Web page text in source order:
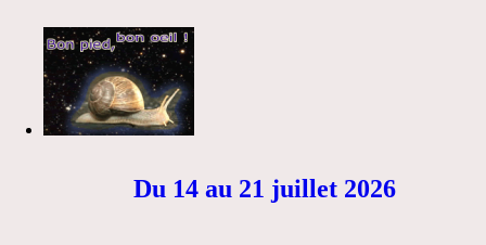
Du 14 au 21 juillet 2026